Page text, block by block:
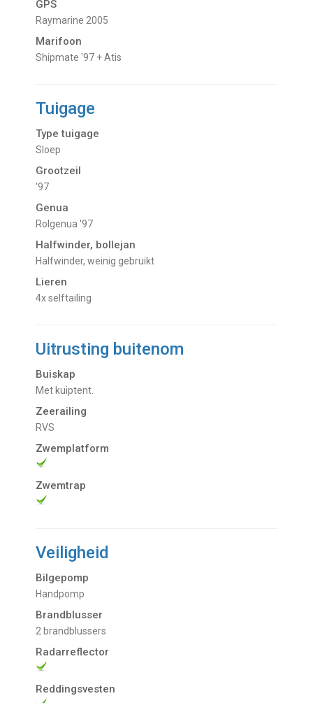
GPS
Raymarine 2005
Marifoon
Shipmate '97 + Atis
Tuigage
Type tuigage
Sloep
Grootzeil
'97
Genua
Rolgenua '97
Halfwinder, bollejan
Halfwinder, weinig gebruikt
Lieren
4x selftailing
Uitrusting buitenom
Buiskap
met kuiptent.
Zeerailing
RVS
Zwemplatform
Zwemtrap
Veiligheid
Bilgepomp
Handpomp
Brandblusser
2 brandblussers
Radarreflector
Reddingsvesten